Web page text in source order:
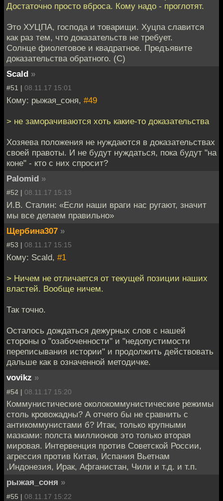
Достаточно просто вброса. Кому надо - проглотят.
Это ХУЦПА, господа и товарищи. Хуцпа славится
как раз тем, что доказательств не требует.
Солнце фиолетовое и квадратное. Предъявите
доказательства обратного. (С)
Scald »
#51 | 08.11.17 15:01
Кому: рыжая_соня, #49
> не заморачиваются хоть какие-то доказательства
Хозяева положения не нуждаются в доказательствах
своей правоты. И не будут нуждаться, пока будут "на
коне" - кто с них спросит?
Palomid »
#52 | 08.11.17 15:13
И.В. Сталин: «Если наши враги нас ругают, значит
мы все делаем правильно»
Щербина307 »
#53 | 08.11.17 15:15
Кому: Scald, #1
> Ничем не отличается от текущей позиции наших
властей. Вообще ничем.
Так точно.
Осталось дождаться дежурных слов с нашей
стороны о "озабоченности" и "недопустимости
переписывания истории" и продолжить действовать
дальше как в означенной методичке.
vovikz »
#54 | 08.11.17 15:20
Коммунистические околокоммунистические режимы
столь кровожадны? А отчего бы не сравнить с
антикоммунистами б? Итак, только крупными
мазками: полста миллионов это только вторая
мировая. Интервенция против Советской России,
агрессия против Китая, Испания Вьетнам
,Индонезия, Ирак, Афганистан, Чили и т.д. и т.п.
рыжая_соня »
#55 | 08.11.17 15:22